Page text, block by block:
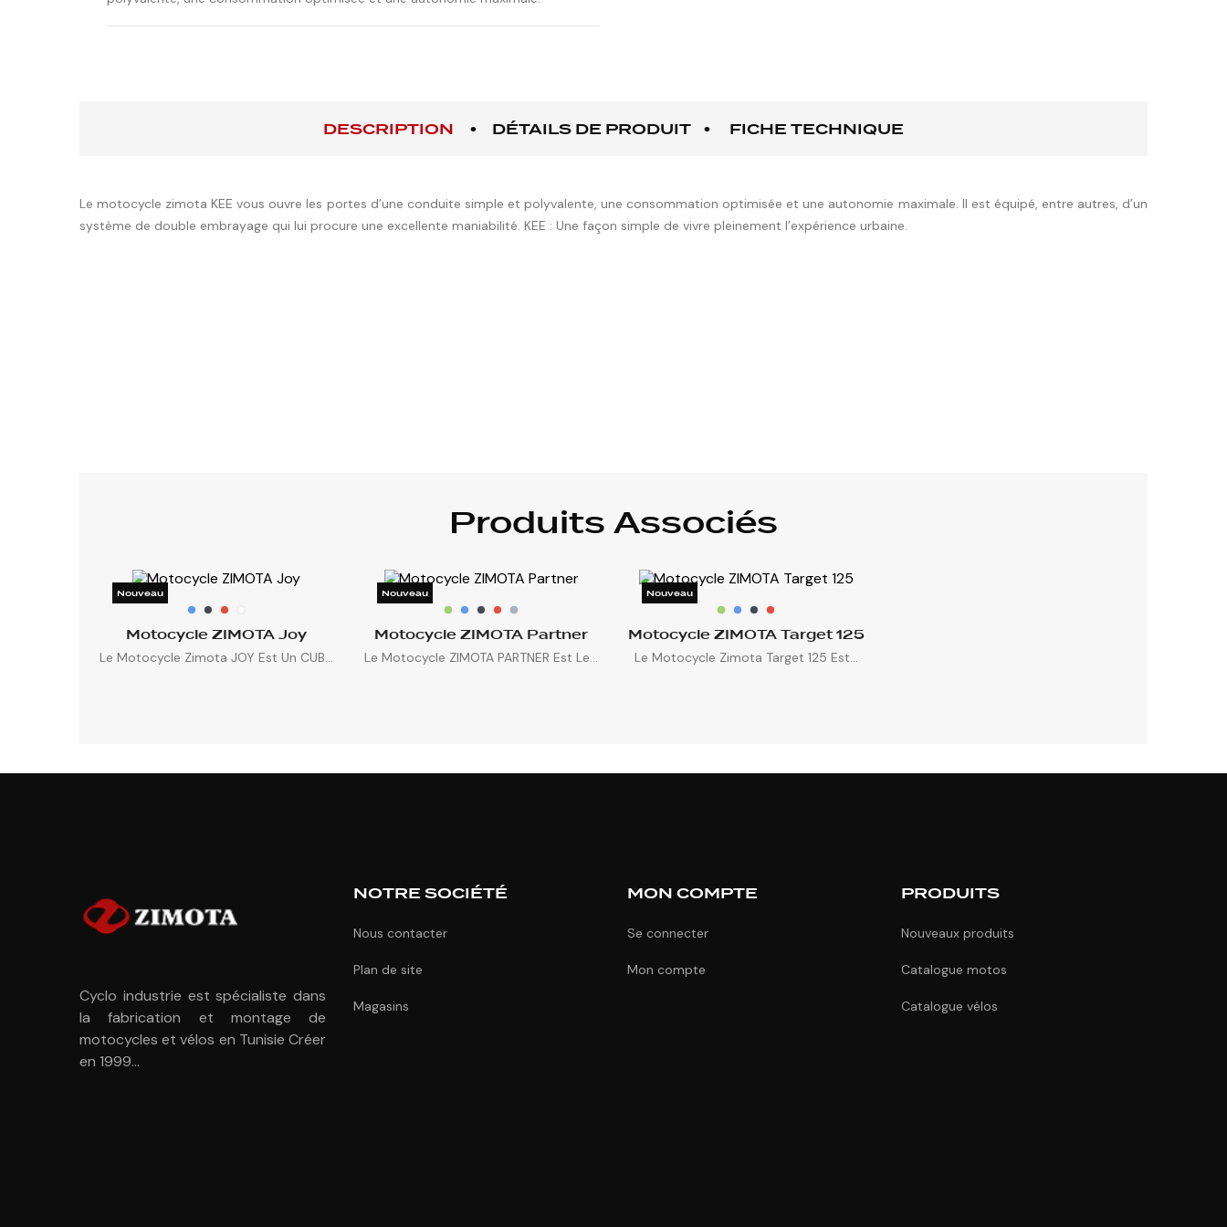
DESCRIPTION DÉTAILS DE PRODUIT FICHE TECHNIQUE
Le motocycle zimota KEE vous ouvre les portes d’une conduite simple et polyvalente, une consommation optimisée et une autonomie maximale. Il est équipé, entre autres, d’un
système de double embrayage qui lui procure une excellente maniabilité. KEE : Une façon simple de vivre pleinement l’expérience urbaine.
Produits Associés
Nouveau
Motocycle ZIMOTA Joy
Le Motocycle Zimota JOY Est Un CUB...
Nouveau
Motocycle ZIMOTA Partner
Le Motocycle ZIMOTA PARTNER Est Le...
Nouveau
Motocycle ZIMOTA Target 125
Le Motocycle Zimota Target 125 Est...
Cyclo industrie est spécialiste dans
la fabrication et montage de
motocycles et vélos en Tunisie Créer
en 1999...
NOTRE SOCIÉTÉ
Nous contacter
Plan de site
Magasins
MON COMPTE
Se connecter
Mon compte
PRODUITS
Nouveaux produits
Catalogue motos
Catalogue vélos